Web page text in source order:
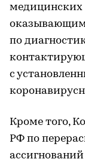
медицинских
по
с
Кроме того,
РФ по